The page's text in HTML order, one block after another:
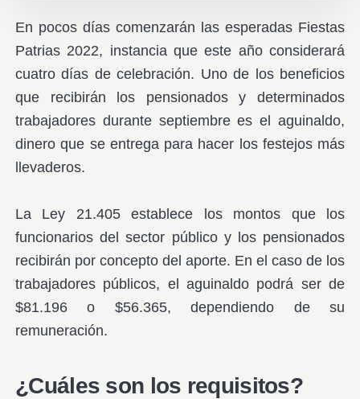
En pocos días comenzarán las esperadas Fiestas
Patrias 2022, instancia que este año considerará
cuatro días de celebración. Uno de los beneficios
que recibirán los pensionados y determinados
trabajadores durante septiembre es el aguinaldo,
dinero que se entrega para hacer los festejos más
llevaderos.
La Ley 21.405 establece los montos que los
funcionarios del sector público y los pensionados
recibirán por concepto del aporte. En el caso de los
trabajadores públicos, el aguinaldo podrá ser de
$81.196 o $56.365, dependiendo de su
remuneración.
¿Cuáles son los requisitos?